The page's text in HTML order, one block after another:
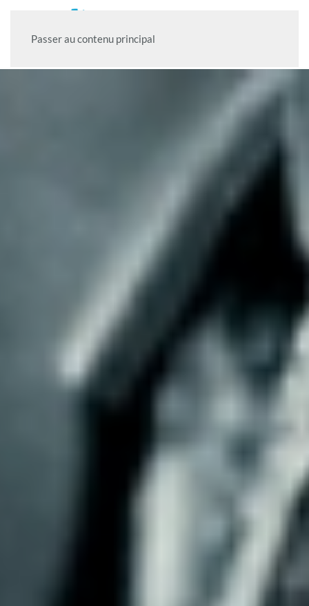
Passer au contenu principal